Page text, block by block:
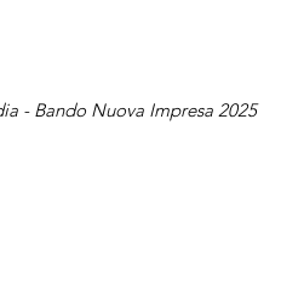
- Bando Nuova Impresa 2025